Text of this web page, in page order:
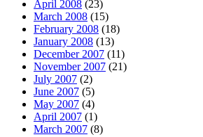
April 2008 (23)
March 2008 (15)
February 2008 (18)
January 2008 (13)
December 2007 (11)
November 2007 (21)
July 2007 (2)
June 2007 (5)
May 2007 (4)
April 2007 (1)
March 2007 (8)